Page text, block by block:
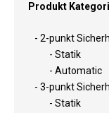
Produkt
- 2-punkt
- Statik
- Automatic
- 3-punkt
- Statik